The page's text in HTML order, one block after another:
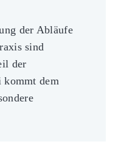
der Abläufe
sind
der
dem